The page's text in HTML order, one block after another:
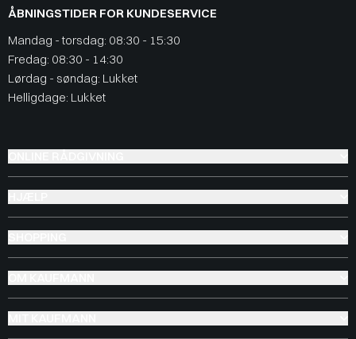
ÅBNINGSTIDER FOR KUNDESERVICE
Mandag - torsdag: 08:30 - 15:30
Fredag: 08:30 - 14:30
Lørdag - søndag: Lukket
Helligdage: Lukket